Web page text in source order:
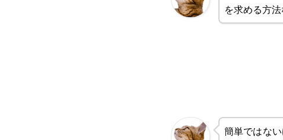
を求める方法
簡単ではな